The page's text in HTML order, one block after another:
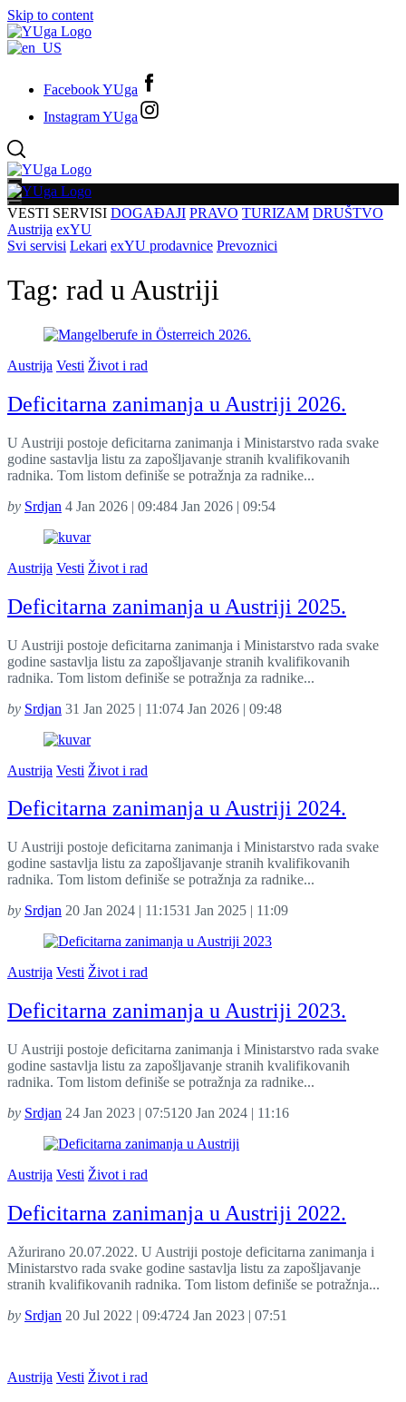
Skip to content
Facebook YUga
Instagram YUga
VESTI SERVISI DOGAĐAJI PRAVO TURIZAM DRUŠTVO
Austrija exYU
Svi servisi Lekari exYU prodavnice Prevoznici
Tag: rad u Austriji
Austrija Vesti Život i rad
Deficitarna zanimanja u Austriji 2026.
U Austriji postoje deficitarna zanimanja i Ministarstvo rada svake
godine sastavlja listu za zapošljavanje stranih kvalifikovanih
radnika. Tom listom definiše se potražnja za radnike...
by Srdjan 4 Jan 2026 | 09:484 Jan 2026 | 09:54
Austrija Vesti Život i rad
Deficitarna zanimanja u Austriji 2025.
U Austriji postoje deficitarna zanimanja i Ministarstvo rada svake
godine sastavlja listu za zapošljavanje stranih kvalifikovanih
radnika. Tom listom definiše se potražnja za radnike...
by Srdjan 31 Jan 2025 | 11:074 Jan 2026 | 09:48
Austrija Vesti Život i rad
Deficitarna zanimanja u Austriji 2024.
U Austriji postoje deficitarna zanimanja i Ministarstvo rada svake
godine sastavlja listu za zapošljavanje stranih kvalifikovanih
radnika. Tom listom definiše se potražnja za radnike...
by Srdjan 20 Jan 2024 | 11:1531 Jan 2025 | 11:09
Austrija Vesti Život i rad
Deficitarna zanimanja u Austriji 2023.
U Austriji postoje deficitarna zanimanja i Ministarstvo rada svake
godine sastavlja listu za zapošljavanje stranih kvalifikovanih
radnika. Tom listom definiše se potražnja za radnike...
by Srdjan 24 Jan 2023 | 07:51 20 Jan 2024 | 11:16
Austrija Vesti Život i rad
Deficitarna zanimanja u Austriji 2022.
Ažurirano 20.07.2022. U Austriji postoje deficitarna zanimanja i
Ministarstvo rada svake godine sastavlja listu za zapošljavanje
stranih kvalifikovanih radnika. Tom listom definiše se potražnja...
by Srdjan 20 Jul 2022 | 09:4724 Jan 2023 | 07:51
Austrija Vesti Život i rad